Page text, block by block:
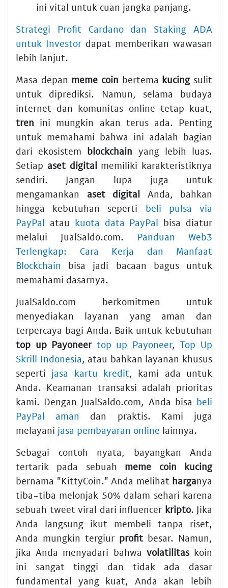
ini vital untuk cuan jangka panjang.
Strategi Profit Cardano dan Staking ADA
untuk Investor dapat memberikan wawasan
lebih lanjut.
Masa depan meme coin bertema kucingsulit
untuk diprediksi. Namun, selama budaya
internet dan komunitas online tetap kuat,
tren ini mungkin akan terus ada. Penting
untuk memahami bahwa ini adalah bagian
dari ekosistem blockchain yang lebih luas.
Setiap aset digitalmemiliki karakteristiknya
sendiri. Jangan lupa juga untuk
mengamankan aset digital Anda, bahkan
hingga kebutuhan seperti beli pulsa via
PayPal atau kuota data PayPal bisa diatur
melalui JualSaldo.com. Panduan Web3
Terlengkap: Cara Kerja dan Manfaat
Blockchain bisa jadi bacaan bagus untuk
memahami dasarnya.
JualSaldo.com berkomitmen untuk
menyediakan layanan yang aman dan
terpercaya bagi Anda. Baik untuk kebutuhan
top up Payoneer top up Payoneer,Top Up
Skrill Indonesia , atau bahkan layanan khusus
seperti jasa kartu kredit , kami ada untuk
Anda. Keamanan transaksi adalah prioritas
kami. Dengan JualSaldo.com, Anda bisa beli
PayPal aman dan praktis. Kami juga
melayani jasa pembayaran online lainnya.
Sebagai contoh nyata, bayangkan Anda
tertarik pada sebuah meme coin
kucing
bernama "KittyCoin." Anda melihat harganya
tiba-tiba melonjak 50% dalam sehari karena
sebuah tweet viral dari influencer kripto. Jika
Anda langsung ikut membeli tanpa riset,
Anda mungkin tergiur profit besar. Namun,
jika Anda menyadari bahwa volatilitaskoin
ini sangat tinggi dan tidak ada dasar
fundamental yang kuat, Anda akan lebih